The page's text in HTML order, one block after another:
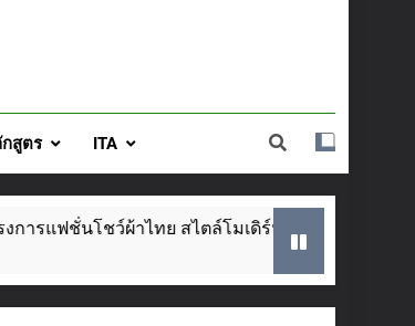
สูตร ITA
ไทย สไตล์โมเดิร์น วันที่ ๕ ส.ค. นี้